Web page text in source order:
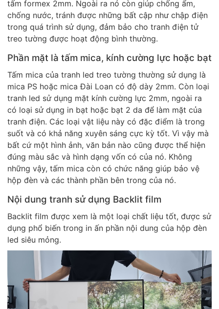
tấm formex 2mm. Ngoài ra nó còn giúp chống ẩm,
chống nước, tránh được những bất cập như chập điện
trong quá trình sử dụng, đảm bảo cho tranh điện tử
treo tường được hoạt động bình thường.
Phần mặt là tấm mica, kính cường lực hoặc bạt
Tấm mica của tranh led treo tường thường sử dụng là
mica PS hoặc mica Đài Loan có độ dày 2mm. Còn loại
tranh led sử dụng mặt kính cường lực 2mm, ngoài ra
có loại sử dụng in bạt hoặc bạt 2 da để làm mặt của
tranh điện. Các loại vật liệu này có đặc điểm là trong
suốt và có khả năng xuyên sáng cực kỳ tốt. Vì vậy mà
bất cứ một hình ảnh, văn bản nào cũng được thể hiện
đúng màu sắc và hình dạng vốn có của nó. Không
những vậy, tấm mica còn có chức năng giúp bảo vệ
hộp đèn và các thành phần bên trong của nó.
Nội dung tranh sử dụng Backlit film
Backlit film được xem là một loại chất liệu tốt, được sử
dụng phổ biến trong in ấn phần nội dung của hộp đèn
led siêu mỏng.